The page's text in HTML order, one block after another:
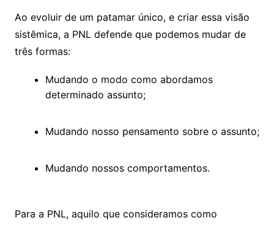
Ao evoluir de um patamar único, e criar essa visão
sistêmica, a PNL defende que podemos mudar de
três formas:
Mudando o modo como abordamos
determinado assunto;
Mudando nosso pensamento sobre o assunto;
Mudando nossos comportamentos.
Para a PNL, aquilo que consideramos como